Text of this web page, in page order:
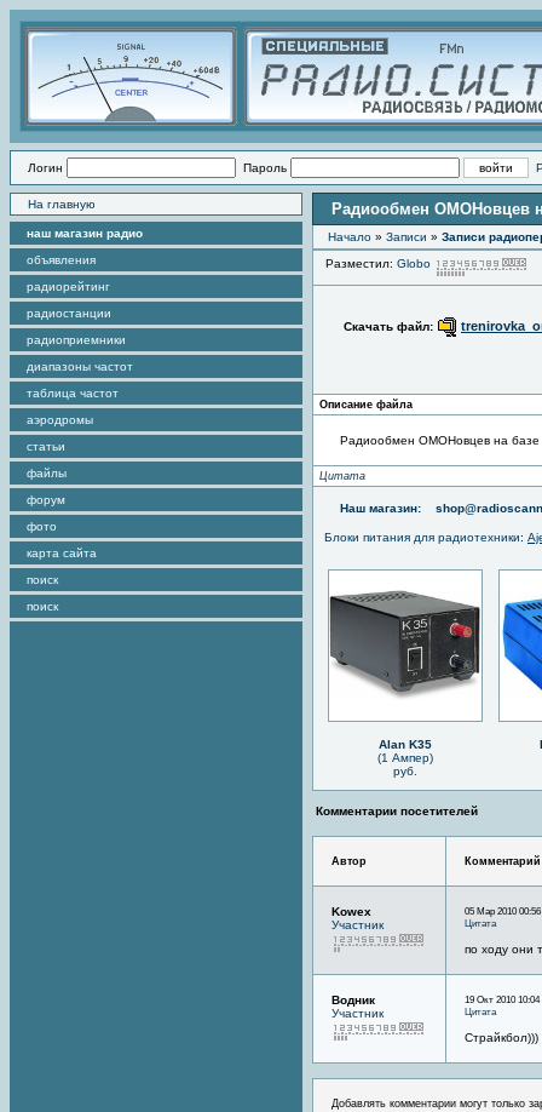
Логин Пароль
На главную
наш магазин радио
объявления
радиорейтинг
радиостанции
радиоприемники
диапазоны частот
таблица частот
аэродромы
статьи
файлы
форум
фото
карта сайта
поиск
поиск
Радиообмен ОМОНовцев
Начало » Записи » Записи
Разместил: Globo
Скачать файл:
Описание файла
Радиообмен ОМОНовцев на базе
Цитата
Наш магазин:
Блоки питания для радиотехники:
Alan K35
(1 Ампер)
руб.
Комментарии посетителей
Автор Комментарий
Kowex
Участник
05 Мар 2010 00:56
Цитата
по ходу они
Водник
Участник
19 Окт 2010 10:04
Цитата
Страйкбол)))
Добавлять комментарии могут только